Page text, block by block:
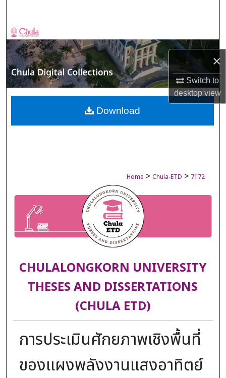
×
Switch to
desktopview
Browse Collections
My Account
About
Digital Commons Network™
Home > Chula-ETD > 7172
CHULALONGKORN UNIVERSITY
THESES AND DISSERTATIONS
(CHULA ETD)
การประเมินศักยภาพเชิงพื้นที่
ของแผงพลังงานแสงอาทิตย์
Download